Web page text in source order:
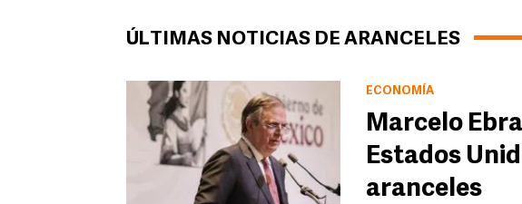
ÚLTIMAS NOTICIAS DE ARANCELES
ECONOMÍA
Marcelo
Estados
aranceles